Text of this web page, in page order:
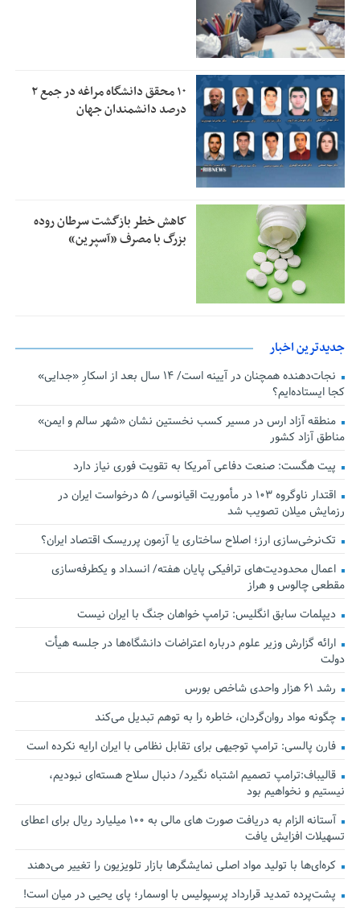
۱۰ محقق دانشگاه مراغه در جمع ۲
درصد دانشمندان جهان
کاهش خطر بازگشت سرطان روده
بزرگ با مصرف «آسپرین»
جدیدترین اخبار
نجات‌دهنده‌ همچنان در آیینه است/ ۱۴ سال بعد از اسکارِ «جدایی»
کجا ایستاده‌ایم؟
منطقه آزاد ارس در مسیر کسب نخستین نشان «شهر سالم و ایمن»
مناطق آزاد کشور
پیت هگست: صنعت دفاعی آمریکا به تقویت فوری نیاز دارد
اقتدار ناوگروه ۱۰۳ در مأموریت‌ اقیانوسی/ ۵ درخواست ایران در
رزمایش میلان تصویب شد
تک‌نرخی‌سازی ارز؛ اصلاح ساختاری یا آزمون پرریسک اقتصاد ایران؟
اعمال محدودیت‌های ترافیکی پایان هفته/ انسداد و یکطرفه‌سازی
مقطعی چالوس و هراز
دیپلمات سابق انگلیس:‌ ترامپ خواهان جنگ با ایران نیست
ارائه گزارش وزیر علوم درباره اعتراضات دانشگاه‌ها در جلسه هیأت
دولت
رشد ۶۱ هزار واحدی شاخص بورس
چگونه مواد روان‌گردان، خاطره را به توهم تبدیل می‌کند
فارن پالسی: ترامپ توجیهی برای تقابل نظامی با ایران ارایه نکرده است
قالیباف:ترامپ تصمیم اشتباه نگیرد/ دنبال سلاح هسته‌ای نبودیم،
نیستیم و نخواهیم بود
آستانه الزام به دریافت صورت های مالی به ۱۰۰ میلیارد ریال برای اعطای
تسهیلات افزایش یافت
کره‌ای‌ها با تولید مواد اصلی نمایشگرها بازار تلویزیون را تغییر می‌دهند
پشت‌پرده تمدید قرارداد پرسپولیس با اوسمار؛ پای یحیی در میان است!